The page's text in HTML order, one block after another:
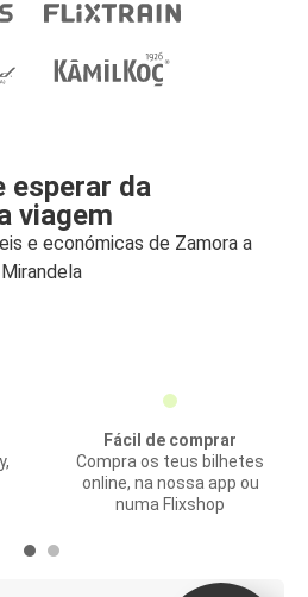
esperar da
viagem
e económicas de Zamora a
Mirandela
Fácil de comprar
Compra os teus bilhetes
online, na nossa app ou
numa Flixshop